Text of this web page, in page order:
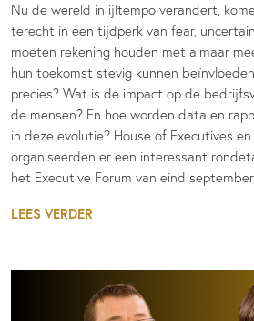
Nu de wereld in ijltempo verandert,
terecht in een tijdperk van fear,
moeten rekening houden met almaar
hun toekomst stevig kunnen
precies? Wat is de impact op de
de mensen? En hoe worden data en
in deze evolutie? House of Executives en
organiseerden er een interessant
het Executive Forum van eind september.
LEES VERDER